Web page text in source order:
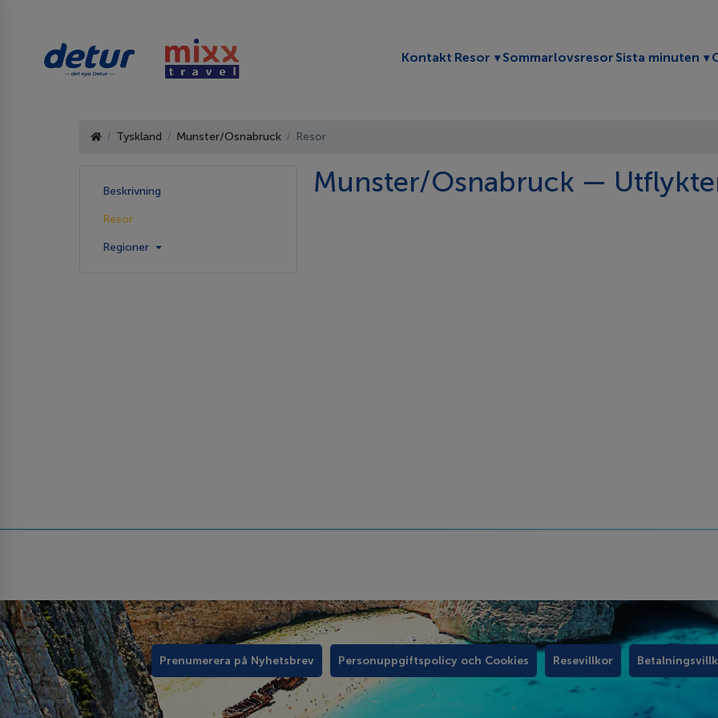
Kontakt Resor Toggle submenu
Sommarlovsresor Sista minuten
Tyskland Munster/Osnabruck Resor
Beskrivning
Resor
Regioner
Munster/Osnabruck —
Prenumerera på Nyhetsbrev Personuppgiftspolicy och Cookies Resevillkor